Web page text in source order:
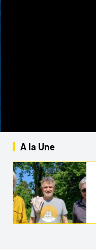
A la Une